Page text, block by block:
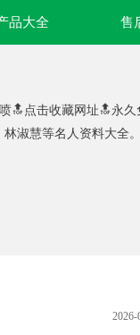
品大全 售
🔝点击收藏网址🔝永
淑慧等名人资料大全。
2026-